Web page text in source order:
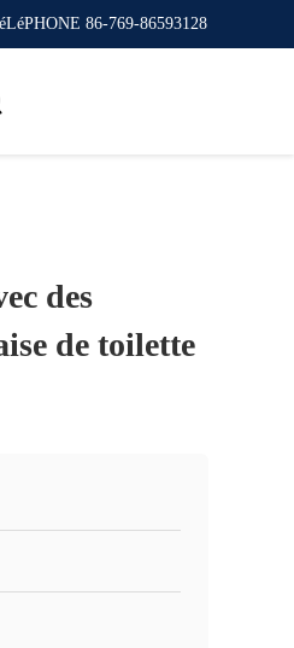
86-769-86593128
des
de toilette